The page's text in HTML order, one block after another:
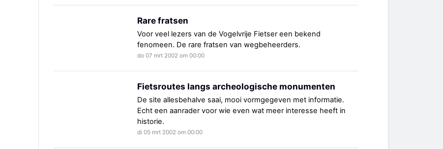
Rare fratsen
Voor veel lezers van de Vogelvrije Fietser een bekend
fenomeen. De rare fratsen van wegbeheerders.
do 07 mrt 2002 om 00:00
Fietsroutes langs archeologische monumenten
De site allesbehalve saai, mooi vormgegeven met informatie.
Echt een aanrader voor wie even wat meer interesse heeft in
historie.
di 05 mrt 2002 om 00:00